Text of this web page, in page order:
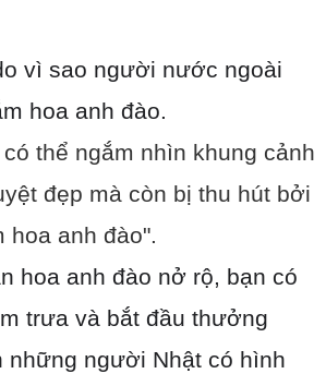
vì sao người nước ngoài
hoa anh đào.
thể ngắm nhìn khung cảnh
đẹp mà còn bị thu hút bởi
hoa anh đào".
hoa anh đào nở rộ, bạn có
trưa và bắt đầu thưởng
những người Nhật có hình